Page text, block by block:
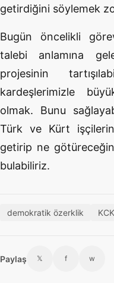
getirdiğini söylemek
Bugün öncelikli
talebi anlamına
projesinin
kardeşlerimizle
olmak. Bunu
Türk ve Kürt
getirip ne
bulabiliriz.
demokratik özerklik
Paylaş 𝕏 f w